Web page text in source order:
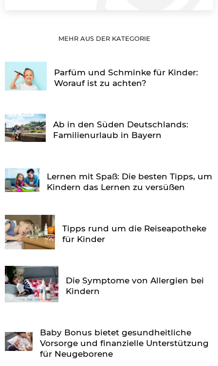
MEHR AUS DER KATEGORIE
Parfüm und Schminke für Kinder:
Worauf ist zu achten?
Ab in den Süden Deutschlands:
Familienurlaub in Bayern
Lernen mit Spaß: Die besten Tipps, um
Kindern das Lernen zu versüßen
Tipps rund um die Reiseapotheke
für Kinder
Die Symptome von Allergien bei
Kindern
Baby Bonus bietet gesundheitliche
Vorsorge und finanzielle Unterstützung
für Neugeborene